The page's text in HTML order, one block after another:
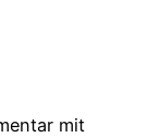
mit